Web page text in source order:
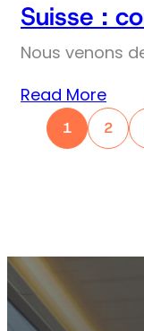
Suisse :
Nous venons
Read More
1 2